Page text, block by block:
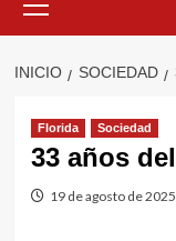
primario
INICIO SOCIEDAD
Florida Sociedad
33 años
19 de agosto de 2025